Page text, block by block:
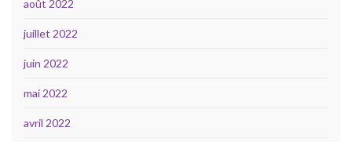
août 2022
juillet 2022
juin 2022
mai 2022
avril 2022